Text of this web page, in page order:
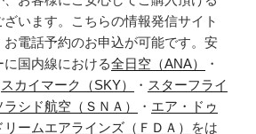
います。こちらの情報発信サイト
電話予約のお申込が可能です。安
国内線における全日空（ANA）
・
スカイマーク（SKY） ・ スターフライ
ラシド航空（ＳＮＡ） ・ エア・ドゥ
リームエアラインズ（ＦＤＡ）
をは